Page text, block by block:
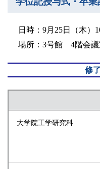
緊急時のお知らせ
このサイトについて
プライバシーポリシー
日時：9月25日（木）
場所：3号館 4階会議
修
大学院工学研究科